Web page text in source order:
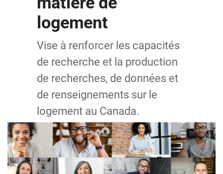
logement
Vise à renforcer les capacités
de recherche et la production
de recherches, de données et
de renseignements sur le
logement au Canada.